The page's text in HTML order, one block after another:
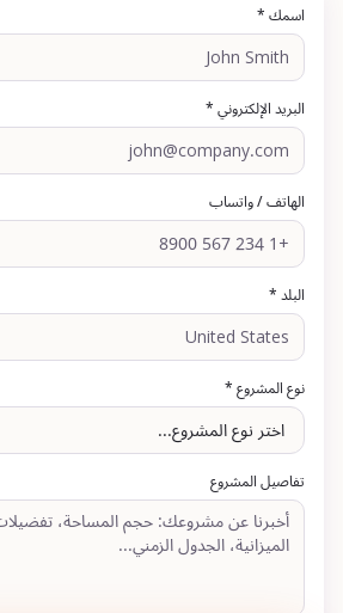
اسمك *
البريد الإلكتروني *
الهاتف / واتساب
البلد *
نوع المشروع *
تفاصيل المشروع